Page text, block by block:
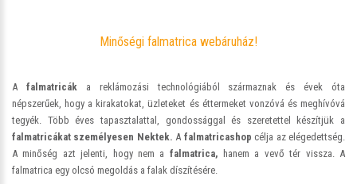
Minőségi falmatrica webáruház!
A falmatricáka reklámozási technológiából származnak és évek óta
népszerűek, hogy a kirakatokat, üzleteket és éttermeket vonzóvá és meghívóvá
tegyék. Több éves tapasztalattal, gondossággal és szeretettel készítjük a
falmatricákat személyesen Nektek. A falmatricashop célja az elégedettség.
A minőség azt jelenti, hogy nem a falmatrica, hanem a vevő tér vissza. A
falmatrica egy olcsó megoldás a falak díszítésére.